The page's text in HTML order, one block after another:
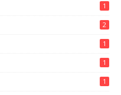
1
2
1
1
1